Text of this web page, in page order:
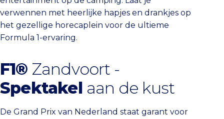
verwennen met heerlijke hapjes en drankjes op
het gezellige horecaplein voor de ultieme
Formula 1-ervaring.
F1® Zandvoort -
Spektakel aan de kust
De Grand Prix van Nederland staat garant voor